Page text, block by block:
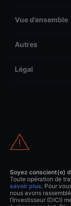
Vue d’ensemble
Autres
Légal
Soyez conscient(e)
Toute opération de
savoir plus. Pour
nous avons
l’Investisseur (DICI)